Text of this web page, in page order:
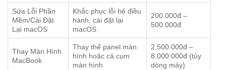
Sửa Lỗi Phần
Mềm/Cài Đặt
Lại macOS
Khắc phục lỗi hệ điều
hành, cài đặt lại
macOS
200.000đ –
500.000đ
Thay Màn Hình
MacBook
Thay thế panel màn
hình hoặc cả cụm
màn hình
2.500.000đ –
8.000.000đ (tùy
dòng máy)